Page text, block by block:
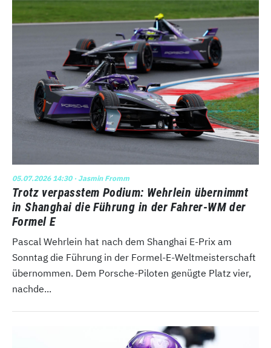
05.07.2026 14:30· Jasmin Fromm
Trotz verpasstem Podium: Wehrlein übernimmt
in Shanghai die Führung in der Fahrer-WM der
Formel E
Pascal Wehrlein hat nach dem Shanghai E-Prix am
Sonntag die Führung in der Formel-E-Weltmeisterschaft
übernommen. Dem Porsche-Piloten genügte Platz vier,
nachde...